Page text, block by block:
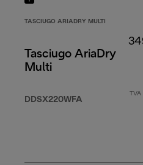
TASCIUGO ARIADRY MULTI
Tasciugo AriaDry
Multi
DDSX220WFA